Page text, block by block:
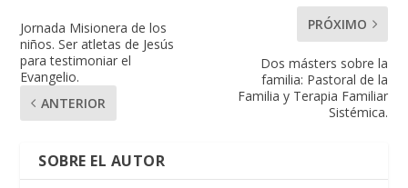
Jornada Misionera de los
niños. Ser atletas de Jesús
para testimoniar el
Evangelio.
ANTERIOR
PRÓXIMO
Dos másters sobre la
familia: Pastoral de la
Familia y Terapia Familiar
Sistémica.
SOBRE EL AUTOR